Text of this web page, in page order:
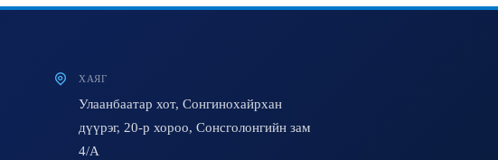
ХАЯГ
Улаанбаатар хот, Сонгинохайрхан
дүүрэг, 20-р хороо, Сонсголонгийн зам
4/A